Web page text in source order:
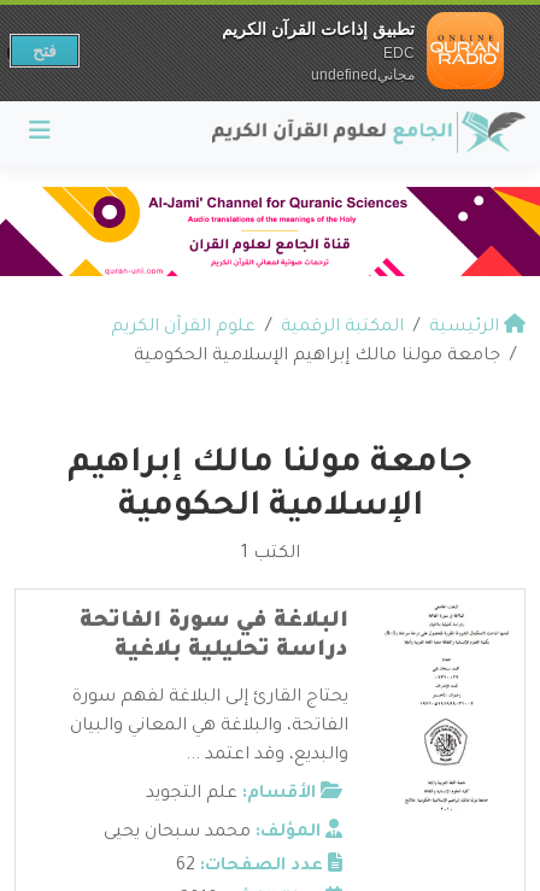
الرئيسية المكتبة الرقمية
علوم القرآن الكريم
جامعة مولنا مالك إبراهيم الإسلامية الحكومية
جامعة مولنا مالك إبراهيم
الإسلامية الحكومية
الكتب 1
البلاغة في سورة الفاتحة
دراسة تحليلية بلاغية
يحتاج القارئ إلى البلاغة لفهم سورة
الفاتحة، والبلاغة هي المعاني والبيان
والبديع، وقد اعتمد ...
الأقسام: علم التجويد
المؤلف: محمد سبحان يحيى
عدد الصفحات:
تطبيق إذاعات القرآن الكريم
EDC
مجانيundefined
فتح